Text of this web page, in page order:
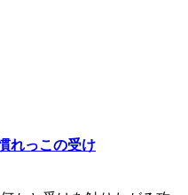
れっこの受け